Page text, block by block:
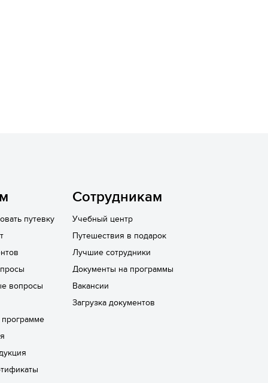
путевку
вопросы
программе
Сотрудникам
Учебный центр
Путешествия в подарок
Лучшие сотрудники
Документы на программы
Вакансии
Загрузка документов